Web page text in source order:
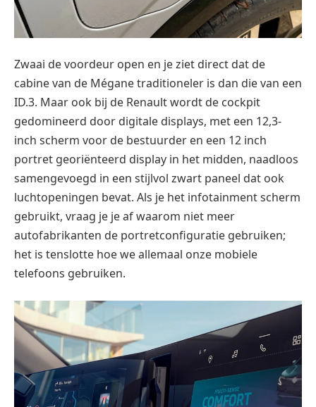
Zwaai de voordeur open en je ziet direct dat de
cabine van de Mégane traditioneler is dan die van een
ID.3. Maar ook bij de Renault wordt de cockpit
gedomineerd door digitale displays, met een 12,3-
inch scherm voor de bestuurder en een 12 inch
portret georiënteerd display in het midden, naadloos
samengevoegd in een stijlvol zwart paneel dat ook
luchtopeningen bevat. Als je het infotainment scherm
gebruikt, vraag je je af waarom niet meer
autofabrikanten de portretconfiguratie gebruiken;
het is tenslotte hoe we allemaal onze mobiele
telefoons gebruiken.